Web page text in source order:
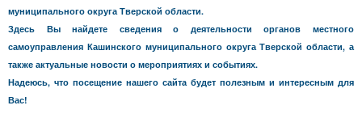
муниципального округа Тверской области.
Здесь Вы найдете сведения о деятельности органов местного
самоуправления Кашинского муниципального округа Тверской области, а
также актуальные новости о мероприятиях и событиях.
Надеюсь, что посещение нашего сайта будет полезным и интересным для
Вас!